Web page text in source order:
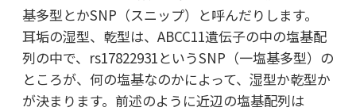
基多型とかSNP（スニップ）と呼んだりします。
耳垢の湿型、乾型は、ABCC11遺伝子の中の塩基配
列の中で、rs17822931というSNP（一塩基多型）の
ところが、何の塩基なのかによって、湿型か乾型か
が決まります。前述のように近辺の塩基配列は